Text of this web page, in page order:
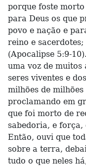
porque foste
para Deus os que
povo e nação e
reino e
(Apocalipse 5:9-
uma voz de
seres viventes e
milhões de
proclamando em
que foi morto de
sabedoria, e
Então, ouvi que
sobre a terra,
tudo o que neles